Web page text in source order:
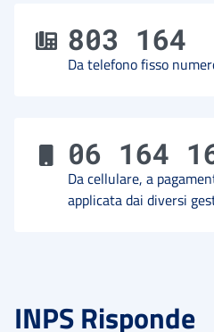
803 164
Da telefono fisso
06 164
Da cellulare, a
applicata dai diversi
INPS Risponde